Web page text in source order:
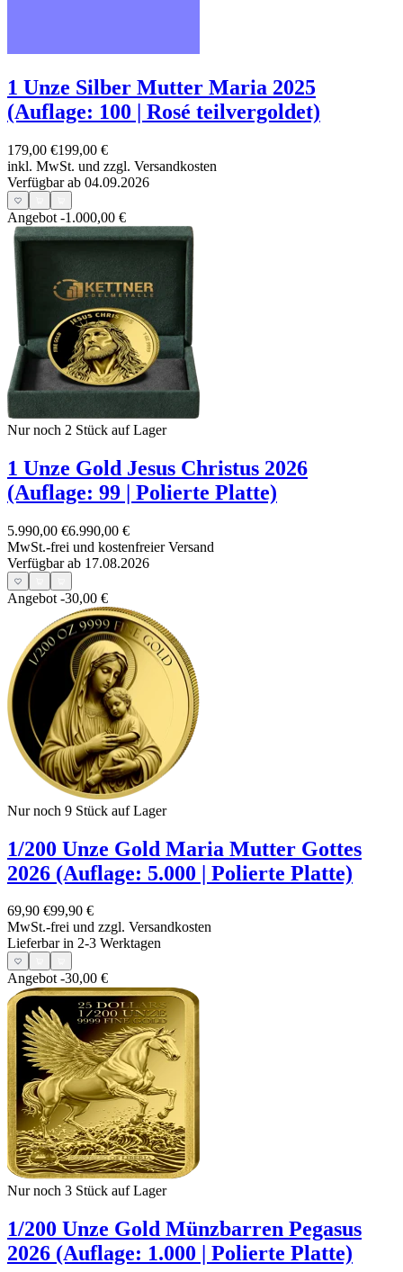
1 Unze Silber Mutter Maria 2025
(Auflage: 100 | Rosé teilvergoldet)
179,00 €199,00 €
inkl. MwSt. und zzgl. Versandkosten
Verfügbar ab 04.09.2026
Angebot -1.000,00 €
Nur noch 2 Stück auf Lager
1 Unze Gold Jesus Christus 2026
(Auflage: 99 | Polierte Platte)
5.990,00 €6.990,00 €
MwSt.-frei und kostenfreier Versand
Verfügbar ab 17.08.2026
Angebot -30,00 €
Nur noch 9 Stück auf Lager
1/200 Unze Gold Maria Mutter Gottes
2026 (Auflage: 5.000 | Polierte Platte)
69,90 €99,90 €
MwSt.-frei und zzgl. Versandkosten
Lieferbar in 2-3 Werktagen
Angebot-30,00 €
Nur noch 3 Stück auf Lager
1/200 Unze Gold Münzbarren Pegasus
2026 (Auflage: 1.000 | Polierte Platte)